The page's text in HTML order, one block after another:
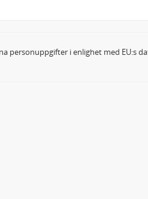
personuppgifter i enlighet med EU:s